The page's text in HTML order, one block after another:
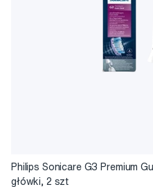
Philips Sonicare G3 Premium
główki, 2 szt